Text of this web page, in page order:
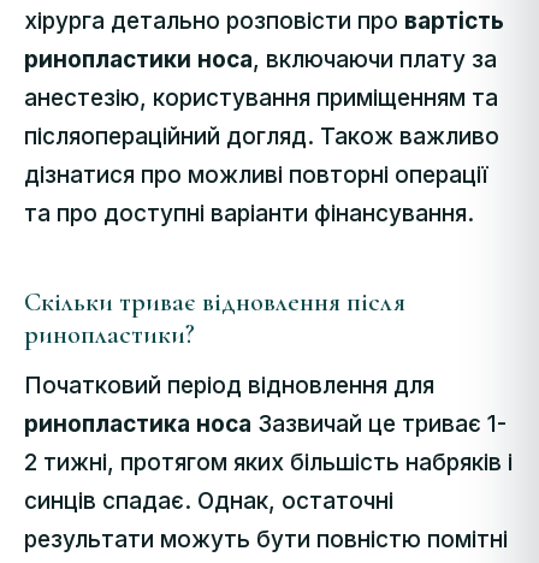
хірурга детально розповісти про вартість
ринопластики носа, включаючи плату за
анестезію, користування приміщенням та
післяопераційний догляд. Також важливо
дізнатися про можливі повторні операції
та про доступні варіанти фінансування.
Скільки триває відновлення після
ринопластики?
Початковий період відновлення для
ринопластика носа Зазвичай це триває 1-
2 тижні, протягом яких більшість набряків і
синців спадає. Однак, остаточні
результати можуть бути повністю помітні